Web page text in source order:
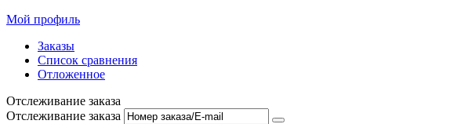
Мой профиль
Заказы
Список сравнения
Отложенное
Отслеживание заказа
Отслеживание заказа